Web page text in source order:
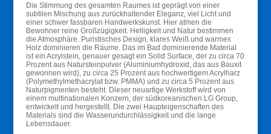
Die Stimmung des gesamten Raumes ist geprägt von einer
subtilen Mischung aus zurückhaltender Eleganz, viel Licht und
einer schwer fassbaren Handwerkskunst. Hier atmen die
Bewohner reine Großzügigkeit. Helligkeit und Natur bestimmen
die Atmosphäre. Puristisches Design, klares Weiß und warmes
Holz dominieren die Räume. Das im Bad dominierende Material
ist ein Acrylstein, genauer gesagt ein Solid Surface, der zu circa 70
Prozent aus Natursteinpulver (Aluminiumhydroxid, das aus Bauxit
gewonnen wird), zu circa 25 Prozent aus hochwertigem Acrylharz
(Polymethylmethacrylat bzw. PMMA) und zu circa 5 Prozent aus
Naturpigmenten besteht. Dieser neuartige Werkstoff wird von
einem multinationalen Konzern, der südkoreanischen LG Group,
entwickelt und hergestellt. Die zwei Haupteigenschaften des
Materials sind die Wasserundurchlässigkeit und die lange
Lebensdauer.